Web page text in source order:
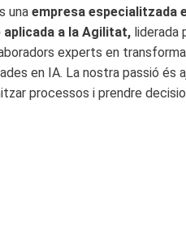
una empresa especialitzada
a la Agilitat, liderada
experts en
en IA. La nostra passió és
processos i prendre